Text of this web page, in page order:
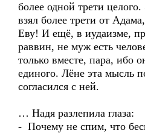
более одной трети целого.
взял более трети от
Еву! И ещё, в иудаизме,
раввин, не муж есть
только вместе, пара, ибо
единого. Лёне эта мысль
согласился с ней.
… Надя разлепила глаза:
- Почему не спим, что